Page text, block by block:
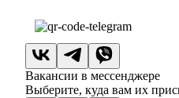
Вакансии в мессенджере
Выберите, куда вам их